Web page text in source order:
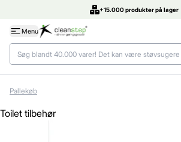
+15.000 produkter på lager
Menu
Pallekøb
Toilet tilbehør